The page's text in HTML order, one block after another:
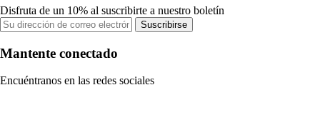
Disfruta de un 10% al suscribirte a nuestro boletín
Suscribirse
Mantente conectado
Encuéntranos en las redes sociales